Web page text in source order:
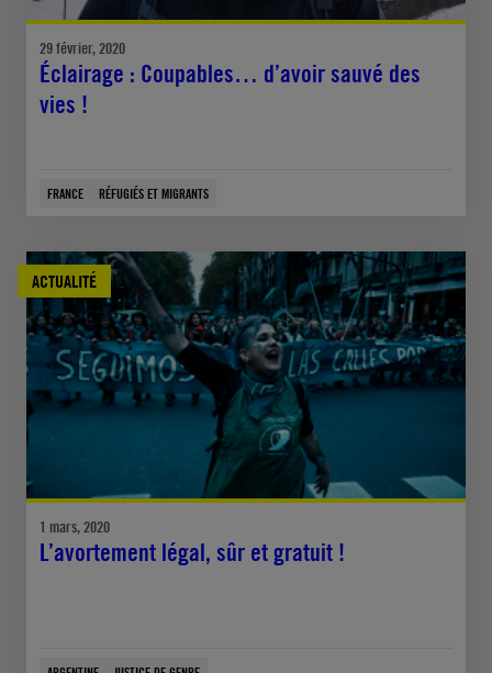
29 février, 2020
Éclairage : Coupables… d’avoir sauvé des
vies !
FRANCE RÉFUGIÉS ET MIGRANTS
ACTUALITÉ
1 mars, 2020
L’avortement légal, sûr et gratuit !